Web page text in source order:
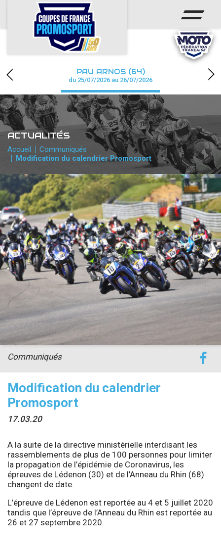
ACCUEIL
ACTUS
CALENDRIER
CHAMPIONNAT
RÉSULTATS
PHOTOS / WEB TV
PARTENAIRES
accéder à la billetterie
PAU ARNOS (64)
du 25/07/2026 au 26/07/2026
ACTUALITÉS
Accueil
Communiqués
Modification du calendrier Promosport
Modification du calendrier
Promosport
17.03.20
Communiqués
A la suite de la directive ministérielle interdisant les
rassemblements de plus de 100 personnes pour limiter
la propagation de l’épidémie de Coronavirus, les
épreuves de Lédenon (30) et de l’Anneau du Rhin (68)
changent de date.
L’épreuve de Lédenon est reportée au 4 et 5 juillet 2020
tandis que l’épreuve de l’Anneau du Rhin est reportée au
26 et 27 septembre 2020.